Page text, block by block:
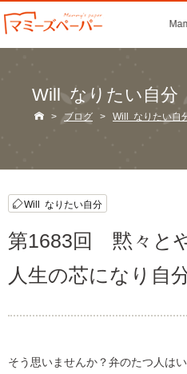
Will なりたい自分
 > ブログ > Will なりたい自
Will なりたい自分
第1683回 黙々と
人生の芯になり自
そう思いませんか？弁のたつ人は